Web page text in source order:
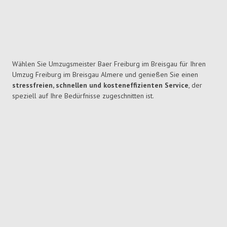
Wählen Sie Umzugsmeister Baer Freiburg im Breisgau für Ihren
Umzug Freiburg im Breisgau Almere und genießen Sie einen
stressfreien, schnellen und kosteneffizienten Service, der
speziell auf Ihre Bedürfnisse zugeschnitten ist.